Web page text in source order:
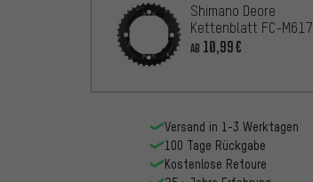
Shimano Deore
Kettenblatt FC-M617
10-fach
AB 10,99€
Versand in 1-3 Werktagen
100 Tage Rückgabe
Kostenlose Retoure